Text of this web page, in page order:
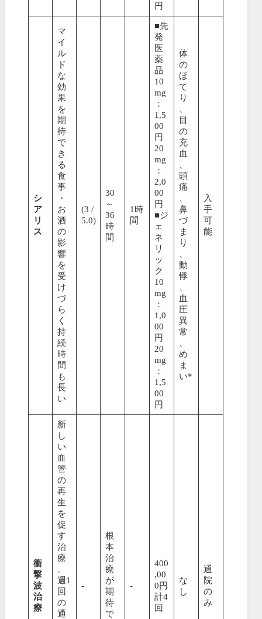
円
シ
ア
リ
ス
マ
イ
ル
ド
な
効
果
を
期
待
で
き
る
食
事
・
お
酒
の
影
響
を
受
け
づ
ら
く
持
続
時
間
も
長
い
(3 /
5.0)
30
～
36
時
間
1時
間
■先
発
医
薬
品
10
mg
：
1,5
00
円
20
mg
：
2,0
00
円
■ジ
ェ
ネ
リ
ッ
ク
10
mg
：
1,0
00
円
20
mg
：
1,5
00
円
体
の
ほ
て
り
目
の
充
血
頭
痛
鼻
づ
ま
り
動
悸
血
圧
異
常
め
ま
い*
入
手
可
能
衝
撃
波
治
療
新
し
い
血
管
の
再
生
を
促
す
治
療
。
週1
回
の
通
-
根
本
治
療
が
期
待
で
-
400
,00
0円
計4
回
な
し
通
院
の
み